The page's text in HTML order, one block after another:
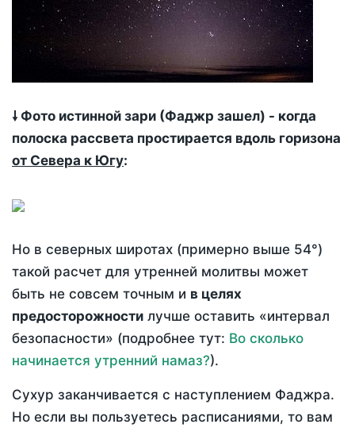
🠗 Фото истинной зари (Фаджр зашел) - когда
полоска рассвета простирается вдоль горизона
от Севера к Югу:
Но в северных широтах (примерно выше 54°)
такой расчет для утренней молитвы может
быть не совсем точным и в целях
предосторожности лучше оставить «интервал
безопасности» (подробнее тут: Во сколько
начинается утренний намаз?).
Сухур заканчивается с наступлением Фаджра.
Но если вы пользуетесь расписаниями, то вам